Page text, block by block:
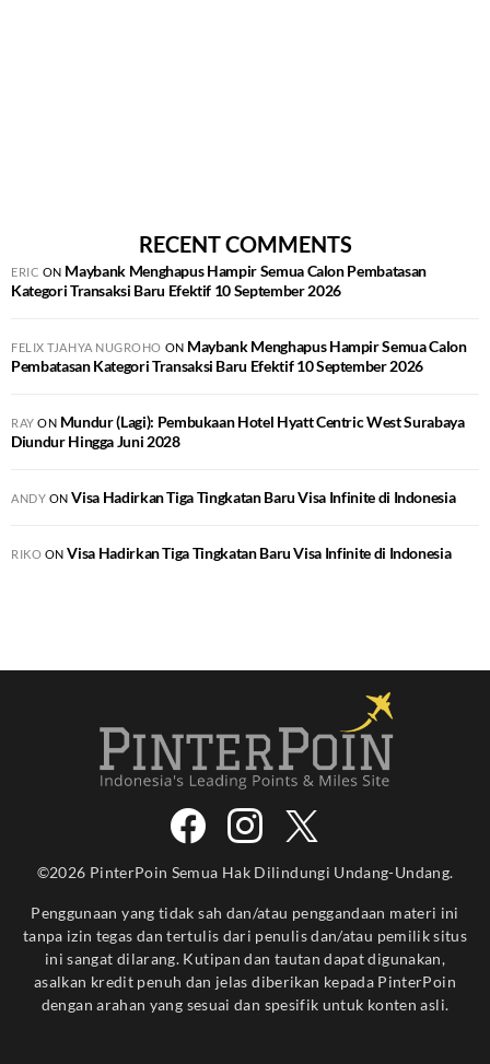
RECENT COMMENTS
ERIC ON Maybank Menghapus Hampir Semua Calon Pembatasan
Kategori Transaksi Baru Efektif 10 September 2026
FELIX TJAHYA NUGROHO ON Maybank Menghapus Hampir Semua Calon
Pembatasan Kategori Transaksi Baru Efektif 10 September 2026
RAY ON Mundur (Lagi): Pembukaan Hotel Hyatt Centric West Surabaya
Diundur Hingga Juni 2028
ANDY ONVisa Hadirkan Tiga Tingkatan Baru Visa Infinite di Indonesia
RIKO ONVisa Hadirkan Tiga Tingkatan Baru Visa Infinite di Indonesia
©2026 PinterPoin Semua Hak Dilindungi Undang-Undang.
Penggunaan yang tidak sah dan/atau penggandaan materi ini
tanpa izin tegas dan tertulis dari penulis dan/atau pemilik situs
ini sangat dilarang. Kutipan dan tautan dapat digunakan,
asalkan kredit penuh dan jelas diberikan kepada PinterPoin
dengan arahan yang sesuai dan spesifik untuk konten asli.